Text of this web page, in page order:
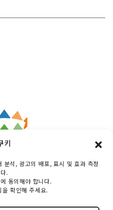
키
분석, 광고의 배포, 표시 및 효과 측정
.
동의해야 합니다.
을 확인해 주세요.
Miyashitadoori,
0030, Japan